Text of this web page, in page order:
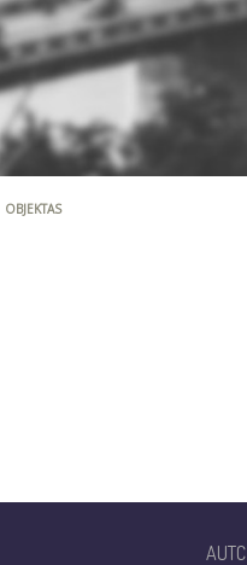
OBJEKTAS
AUTC